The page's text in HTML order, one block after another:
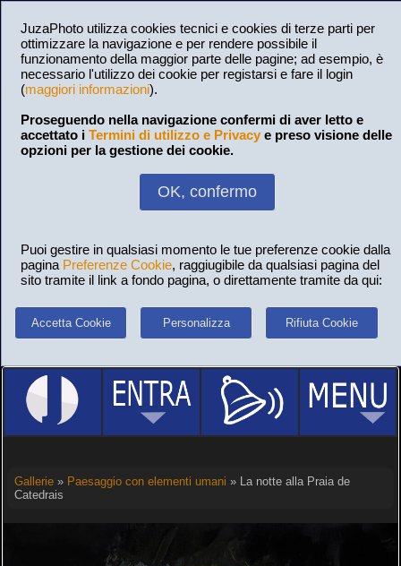
JuzaPhoto utilizza cookies tecnici e cookies di terze parti per
ottimizzare la navigazione e per rendere possibile il
funzionamento della maggior parte delle pagine; ad esempio, è
necessario l'utilizzo dei cookie per registarsi e fare il login
(maggiori informazioni).
Proseguendo nella navigazione confermi di aver letto e
accettato i Termini di utilizzo e Privacy e preso visione delle
opzioni per la gestione dei cookie.
OK, confermo
Puoi gestire in qualsiasi momento le tue preferenze cookie dalla
pagina Preferenze Cookie, raggiugibile da qualsiasi pagina del
sito tramite il link a fondo pagina, o direttamente tramite da qui:
Accetta Cookie Personalizza Rifiuta Cookie
Gallerie» Paesaggio con elementi umani » La notte alla Praia de
Catedrais